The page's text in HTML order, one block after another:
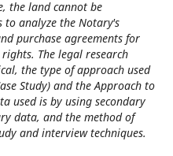
the land cannot be
to analyze the Notary's
purchase agreements for
The legal research
the type of approach used
Study) and the Approach to
used is by using secondary
data, and the method of
and interview techniques.